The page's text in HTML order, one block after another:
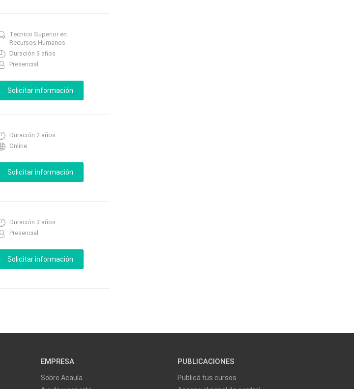
Tecnico Superior en
Recursos Humanos
Duración 3 años
Presencial
Duración 2 años
Online
Duración 3 años
Presencial
EMPRESA
Sobre Acaula
PUBLICACIONES
Publicá tus cursos